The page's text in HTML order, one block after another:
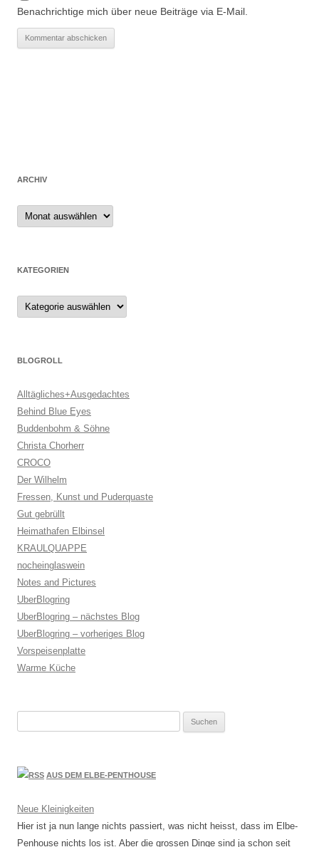
Benachrichtige mich über neue Beiträge via E-Mail.
ARCHIV
Archiv
KATEGORIEN
Kategorien
BLOGROLL
Alltägliches+Ausgedachtes
Behind Blue Eyes
Buddenbohm & Söhne
Christa Chorherr
CROCO
Der Wilhelm
Fressen, Kunst und Puderquaste
Gut gebrüllt
Heimathafen Elbinsel
KRAULQUAPPE
nocheinglaswein
Notes and Pictures
UberBlogring
UberBlogring – nächstes Blog
UberBlogring – vorheriges Blog
Vorspeisenplatte
Warme Küche
AUS DEM ELBE-PENTHOUSE
Neue Kleinigkeiten
Hier ist ja nun lange nichts passiert, was nicht heisst, dass im Elbe-
Penhouse nichts los ist. Aber die grossen Dinge sind ja schon seit